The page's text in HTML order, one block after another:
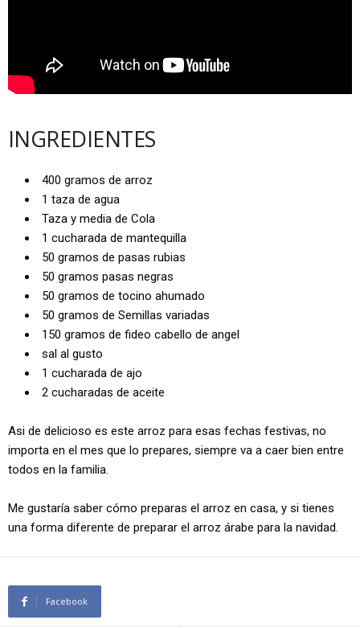
INGREDIENTES
400 gramos de arroz
1 taza de agua
Taza y media de Cola
1 cucharada de mantequilla
50 gramos de pasas rubias
50 gramos pasas negras
50 gramos de tocino ahumado
50 gramos de Semillas variadas
150 gramos de fideo cabello de angel
sal al gusto
1 cucharada de ajo
2 cucharadas de aceite
Asi de delicioso es este arroz para esas fechas festivas, no
importa en el mes que lo prepares, siempre va a caer bien entre
todos en la familia.
Me gustaría saber cómo preparas el arroz en casa, y si tienes
una forma diferente de preparar el arroz árabe para la navidad.
Facebook